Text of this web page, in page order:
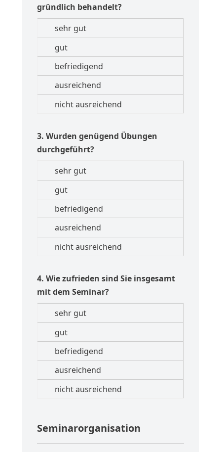
gründlich behandelt?
3. Wurden genügend Übungen
durchgeführt?
4. Wie zufrieden sind Sie insgesamt
mit dem Seminar?
Seminarorganisation